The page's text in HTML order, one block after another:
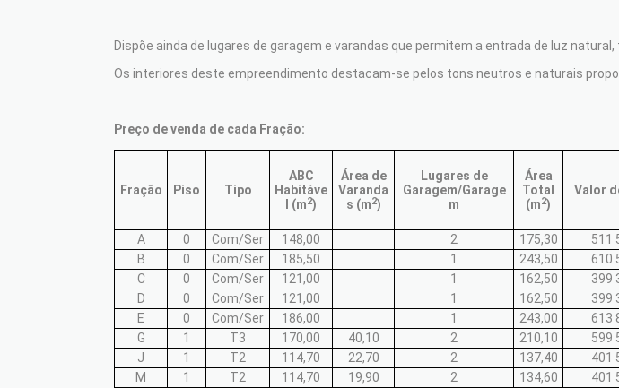
Dispõe ainda de lugares de garagem e varandas que permitem a entrada de luz
Os interiores deste empreendimento destacam-se pelos tons neutros e naturais
Preço de venda de cada Fração:
Fração Piso Tipo
ABC
Habitáve
l (m2)
Área de
Varanda
s (m2)
Lugares de
Garagem/Garage
m
Área
Total
(m2)
Valor
A 0 Com/Ser 148,00 2 175,30
511
B
0 Com/Ser 185,50 1 243,50
610
C
0 Com/Ser 121,00 1 162,50
399
D
0 Com/Ser 121,00 1 162,50
399
E
0 Com/Ser 186,00 1 243,00
613
G
1 T3 170,00 40,10 2 210,10
599
J
1 T2 114,70 22,70 2 137,40
401
M
1 T2 114,70 19,90 2 134,60
401